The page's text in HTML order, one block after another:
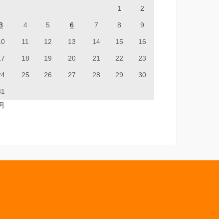
1 2
4 5 6 7 8 9
11 12 13 14 15 16
18 19 20 21 22 23
25 26 27 28 29 30